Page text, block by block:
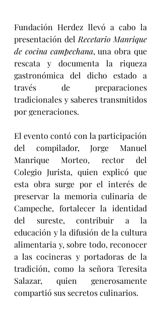
Fundación Herdez llevó a cabo la
presentación del Recetario Manrique
de cocina campechana, una obra que
rescata y documenta la riqueza
gastronómica del dicho estado a
través de preparaciones
tradicionales y saberes transmitidos
por generaciones.
El evento contó con la participación
del compilador, Jorge Manuel
Manrique Morteo, rector del
Colegio Jurista, quien explicó que
esta obra surge por el interés de
preservar la memoria culinaria de
Campeche, fortalecer la identidad
del sureste, contribuir a la
educación y la difusión de la cultura
alimentaria y, sobre todo, reconocer
a las cocineras y portadoras de la
tradición, como la señora Teresita
Salazar, quien generosamente
compartió sus secretos culinarios.